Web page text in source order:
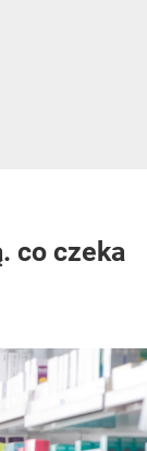
co czeka